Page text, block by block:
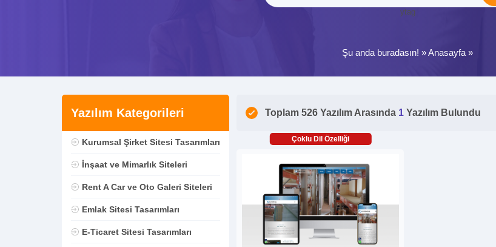
ytag
Şu anda buradasın! »Anasayfa »
Yazılım Kategorileri
Kurumsal Şirket Sitesi Tasarımları
İnşaat ve Mimarlık Siteleri
Rent A Car ve Oto Galeri Siteleri
Emlak Sitesi Tasarımları
E-Ticaret Sitesi Tasarımları
Toplam 526 Yazılım Arasında 1 Yazılım Bulundu
Çoklu Dil Özelliği